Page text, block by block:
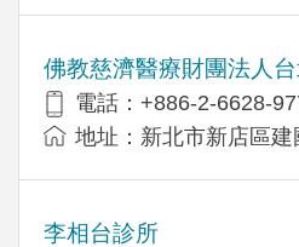
佛教慈濟醫療財團法人
電話：+886-2-6628-
地址：新北市新店區建
李相台診所